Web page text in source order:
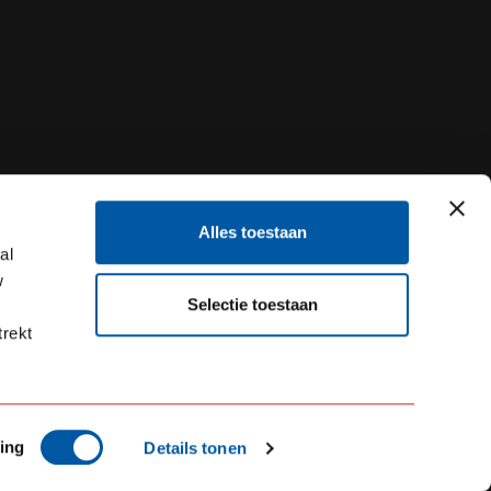
Details tonen
Alles toestaan
Selectie toestaan